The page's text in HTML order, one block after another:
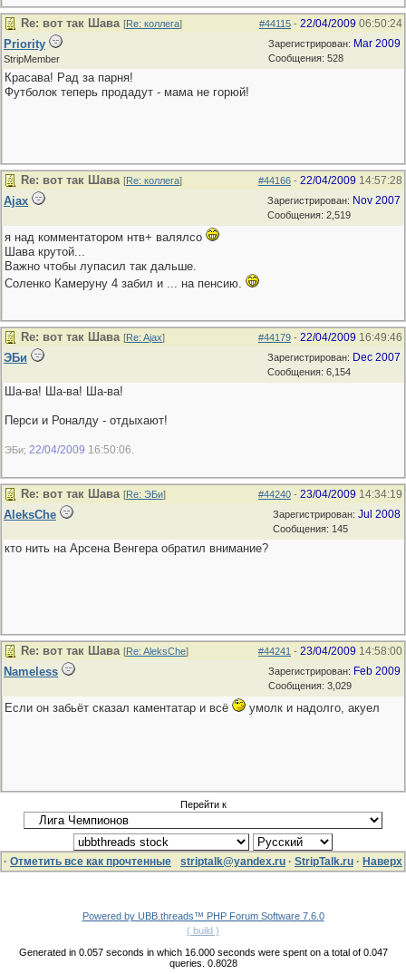
#44115 - 22/04/2009 06:50:24
Re: вот так Шава [Re: коллега]
Зарегистрирован: Mar 2009
Сообщения: 528
Priority
StripMember
Красава! Рад за парня!
Футболок теперь продадут - мама не горюй!
#44166 - 22/04/2009 14:57:28
Re: вот так Шава [Re: коллега]
Зарегистрирован: Nov 2007
Сообщения: 2,519
Ajax
я над комментатором нтв+ валялсо
Шава крутой...
Важно чтобы лупасил так дальше.
Соленко Камеруну 4 забил и ... на пенсию.
#44179 - 22/04/2009 16:49:46
Re: вот так Шава [Re: Ajax]
Зарегистрирован: Dec 2007
Сообщения: 6,154
ЭБи
Ша-ва! Ша-ва! Ша-ва!
Перси и Роналду - отдыхают!
ЭБи; 22/04/2009 16:50:06
#44240 - 23/04/2009 14:34:19
Re: вот так Шава [Re: ЭБи]
Зарегистрирован: Jul 2008
Сообщения: 145
AleksChe
кто нить на Арсена Венгера обратил внимание?
#44241 - 23/04/2009 14:58:00
Re: вот так Шава [Re: AleksChe]
Зарегистрирован: Feb 2009
Сообщения: 3,029
Nameless
Если он забьёт сказал каментатар и всё умолк и надолго, акуел
Перейти к
· Отметить все как прочтенные striptalk@yandex.ru · StripTalk.ru · Наверх
Powered by UBB.threads™ PHP Forum Software 7.6.0
( build )
Generated in 0.057 seconds in which 16.000 seconds were spent on a total of 0.047
queries. 0.8028